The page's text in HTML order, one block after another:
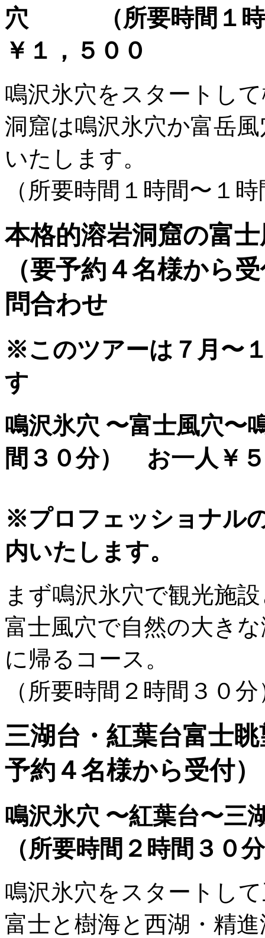
穴 （所要時間１時
￥１，５００
鳴沢氷穴をスタートし
洞窟は鳴沢氷穴か富岳
いたします。
（所要時間１時間〜１
本格的溶岩洞窟の富
（要予約４名様から
問合わせ
※このツアーは７月〜
す
鳴沢氷穴 〜富士風穴
間３０分） お一人￥
※プロフェッショナル
内いたします。
まず鳴沢氷穴で観光施
富士風穴で自然の大き
に帰るコース。
（所要時間２時間３０分
三湖台・紅葉台富士
予約４名様から受
鳴沢氷穴 〜紅葉台〜
（所要時間２時間３
鳴沢氷穴をスタートし
富士と樹海と西湖・精